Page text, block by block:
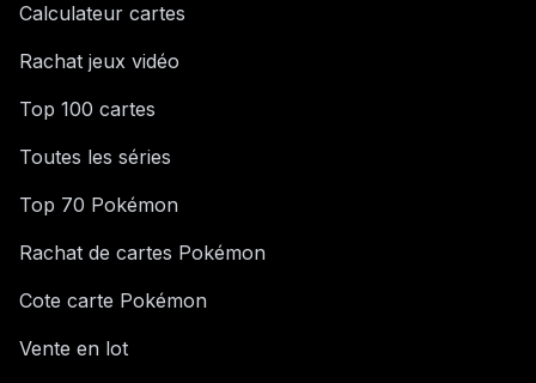
Calculateur cartes
Rachat jeux vidéo
Top 100 cartes
Toutes les séries
Top 70 Pokémon
Rachat de cartes Pokémon
Cote carte Pokémon
Vente en lot